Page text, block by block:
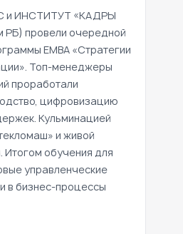
и ИНСТИТУТ «КАДРЫ
провели очередной
EMBA «Стратегии
Топ-менеджеры
проработали
цифровизацию
Кульминацией
и живой
Итогом обучения для
управленческие
в бизнес-процессы